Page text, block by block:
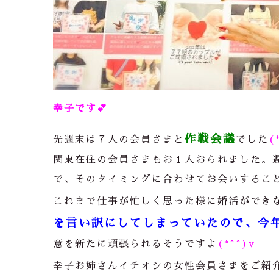
幸子です 💕
先週末は７人の会員さまと 作戦会議でした
関東在住の会員さまもお１人おられました
で、そのタイミングに合わせてお会いするこ
これまで仕事が忙しく思った様に婚活ができ
を言い訳にしてしまっていたので、今
意を新たに頑張られるそうですよ (*^^)v
幸子お姉さんイチオシの女性会員さまをご紹